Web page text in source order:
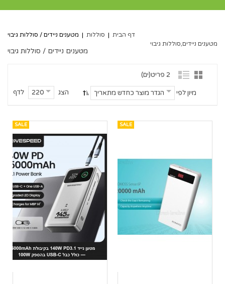
דף הבית | סוללות | מטענים ניידים / סוללות גיבוי
מטענים ניידים / סוללות גיבוי
מטענים ניידים,סוללות גיבוי
2 פריט(ים)
הצג 220 לדף מיון לפי הגדר מוצר כחדש מתאריך
SALE
SALE